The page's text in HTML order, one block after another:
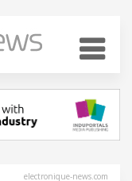
electronique-news.com